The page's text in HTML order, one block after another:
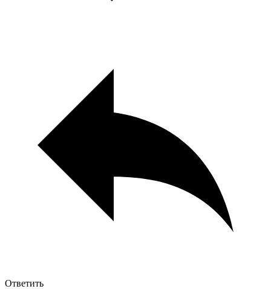
Ответить